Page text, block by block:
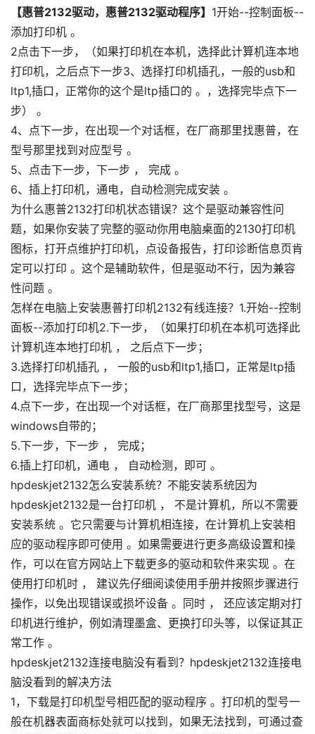
【惠普2132驱动，惠普2132驱动程序】 1开始--控制面板--
添加打印机 。
2点击下一步，（如果打印机在本机，选择此计算机连本地
打印机，之后点下一步3、选择打印机插孔，一般的usb和
ltp1,插口，正常你的这个是ltp插口的 。，选择完毕点下一
步） 。
4、点下一步，在出现一个对话框，在厂商那里找惠普，在
型号那里找到对应型号 。
5、点击下一步，下一步 ， 完成 。
6、插上打印机，通电，自动检测完成安装 。
为什么惠普2132打印机状态错误？这个是驱动兼容性问
题，如果你安装了完整的驱动你用电脑桌面的2130打印机
图标，打开点维护打印机，点设备报告，打印诊断信息页肯
定可以打印 。这个是辅助软件，但是驱动不行，因为兼容
性问题 。
怎样在电脑上安装惠普打印机2132有线连接？1.开始--控制
面板--添加打印机2.下一步，（如果打印机在本机可选择此
计算机连本地打印机 ， 之后点下一步；
3.选择打印机插孔 ， 一般的usb和ltp1,插口，正常是ltp插
口，选择完毕点下一步；
4.点下一步，在出现一个对话框，在厂商那里找型号，这是
windows自带的；
5.下一步，下一步 ， 完成；
6.插上打印机，通电 ， 自动检测，即可 。
hpdeskjet2132怎么安装系统？不能安装系统因为
hpdeskjet2132是一台打印机 ， 不是计算机，所以不需要
安装系统 。它只需要与计算机相连接，在计算机上安装相
应的驱动程序即可使用 。如果需要进行更多高级设置和操
作，可以在官方网站上下载更多的驱动和软件来实现 。在
使用打印机时 ， 建议先仔细阅读使用手册并按照步骤进行
操作，以免出现错误或损坏设备 。同时 ， 还应该定期对打
印机进行维护，例如清理墨盒、更换打印头等，以保证其正
常工作 。
hpdeskjet2132连接电脑没有看到？hpdeskjet2132连接电
脑没看到的解决方法
1，下载是打印机型号相匹配的驱动程序 。打印机的型号一
般在机器表面商标处就可以找到，如果无法找到，可通过查